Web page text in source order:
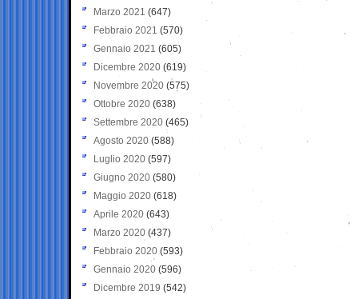
Marzo 2021 (647)
Febbraio 2021 (570)
Gennaio 2021 (605)
Dicembre 2020 (619)
Novembre 2020 (575)
Ottobre 2020 (638)
Settembre 2020(465)
Agosto 2020 (588)
Luglio 2020 (597)
Giugno 2020 (580)
Maggio 2020 (618)
Aprile 2020 (643)
Marzo 2020 (437)
Febbraio 2020 (593)
Gennaio 2020 (596)
Dicembre 2019 (542)